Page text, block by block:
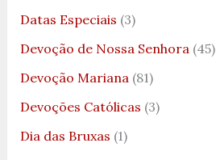
Datas Especiais (3)
Devoção de Nossa Senhora(45)
Devoção Mariana(81)
Devoções Católicas (3)
Dia das Bruxas (1)